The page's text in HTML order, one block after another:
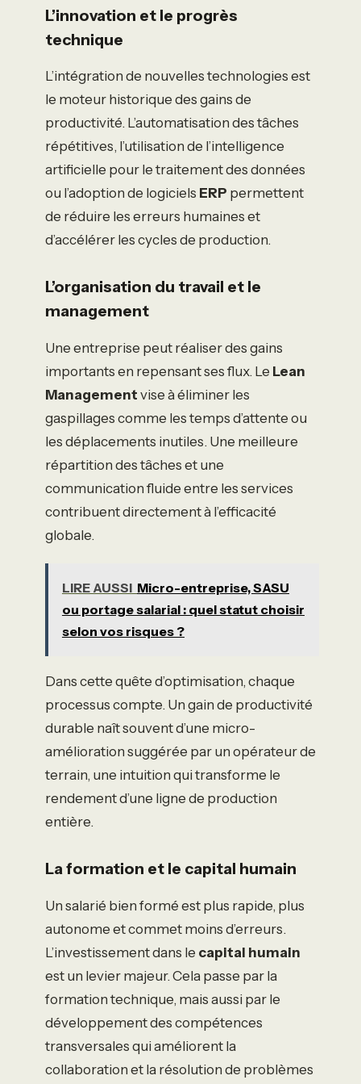
L’innovation et le progrès
technique
L’intégration de nouvelles technologies est
le moteur historique des gains de
productivité. L’automatisation des tâches
répétitives, l’utilisation de l’intelligence
artificielle pour le traitement des données
ou l’adoption de logiciels ERP permettent
de réduire les erreurs humaines et
d’accélérer les cycles de production.
L’organisation du travail et le
management
Une entreprise peut réaliser des gains
importants en repensant ses flux. Le Lean
Management vise à éliminer les
gaspillages comme les temps d’attente ou
les déplacements inutiles. Une meilleure
répartition des tâches et une
communication fluide entre les services
contribuent directement à l’efficacité
globale.
LIRE AUSSI Micro-entreprise, SASU
ou portage salarial : quel statut choisir
selon vos risques ?
Dans cette quête d’optimisation, chaque
processus compte. Un gain de productivité
durable naît souvent d’une micro-
amélioration suggérée par un opérateur de
terrain, une intuition qui transforme le
rendement d’une ligne de production
entière.
La formation et le capital humain
Un salarié bien formé est plus rapide, plus
autonome et commet moins d’erreurs.
L’investissement dans le capital humain
est un levier majeur. Cela passe par la
formation technique, mais aussi par le
développement des compétences
transversales qui améliorent la
collaboration et la résolution de problèmes